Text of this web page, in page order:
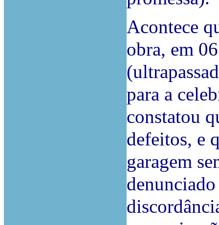
Acontece
obra, em
para a
constatou
defeitos, e
garagem